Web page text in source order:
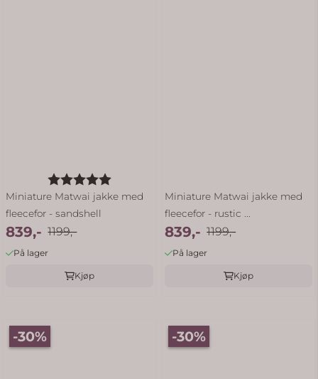
Karakter:
Miniature Matwai jakke med
fleecefor - sandshell
839,- 1199,-
På lager
Kjøp
Miniature Matwai jakke med
fleecefor - rustic ...
839,- 1199,-
På lager
Kjøp
-30% -30%